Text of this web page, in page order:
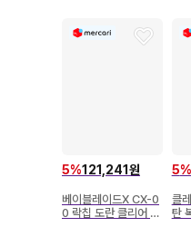
5%121,241원
베이블레이드X CX-0
0 락칩 도란 클리어 블
5%
클
탄